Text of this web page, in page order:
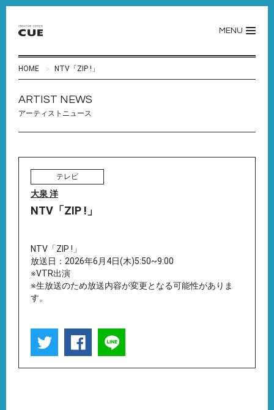
MENU
HOME NTV「ZIP !」
ARTIST NEWS
アーティストニュース
テレビ
大泉 洋
NTV「ZIP !」
NTV「ZIP !」
放送日：2026年6月4日(木)5:50~9:00
※VTR出演
※生放送のため放送内容が変更となる可能性がありま
す。